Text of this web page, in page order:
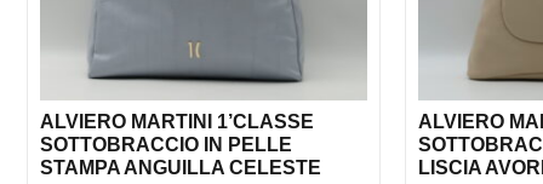
ALVIERO MARTINI 1’CLASSE
SOTTOBRACCIO IN PELLE
STAMPA ANGUILLA CELESTE
ALVIERO
LISCIA